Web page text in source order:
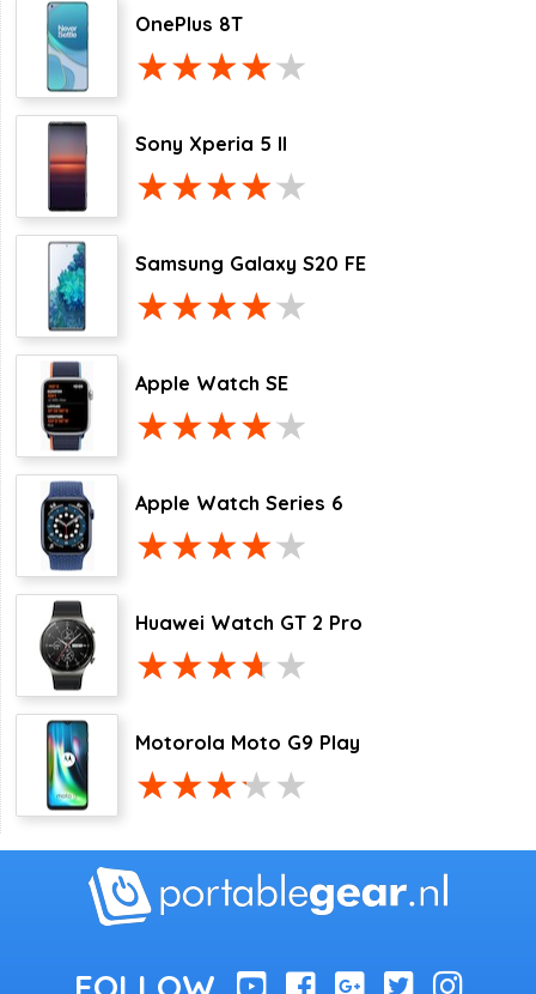
OnePlus 8T
Sony Xperia 5 II
Samsung Galaxy S20 FE
Apple Watch SE
Apple Watch Series 6
Huawei Watch GT 2 Pro
Motorola Moto G9 Play